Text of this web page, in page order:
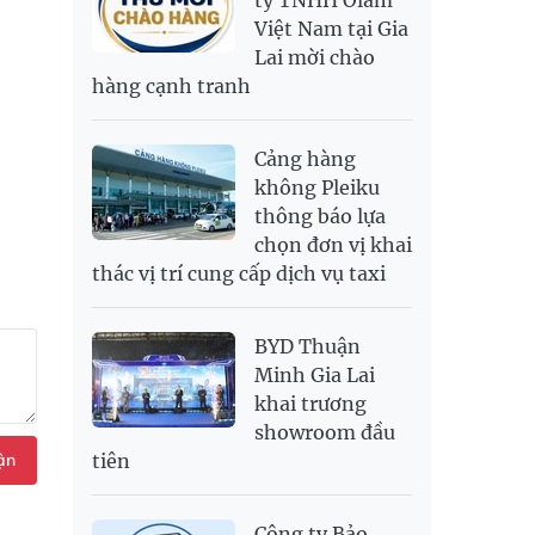
SAR
6,945.42
7,244.36
2,702.79
2,817.41
SGD
USD
26,000 26,030 26,410
Việt Nam tại Gia
Lai mời chào
hàng cạnh tranh
Cảng hàng
không Pleiku
thông báo lựa
chọn đơn vị khai
thác vị trí cung cấp dịch vụ taxi
BYD Thuận
Minh Gia Lai
khai trương
showroom đầu
tiên